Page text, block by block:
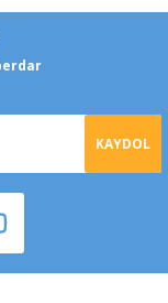
KAYDOL